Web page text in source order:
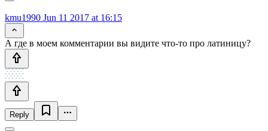
kmu1990 Jun 11 2017 at 16:15
А где в моем комментарии вы видите что-то про латиницу?
Reply